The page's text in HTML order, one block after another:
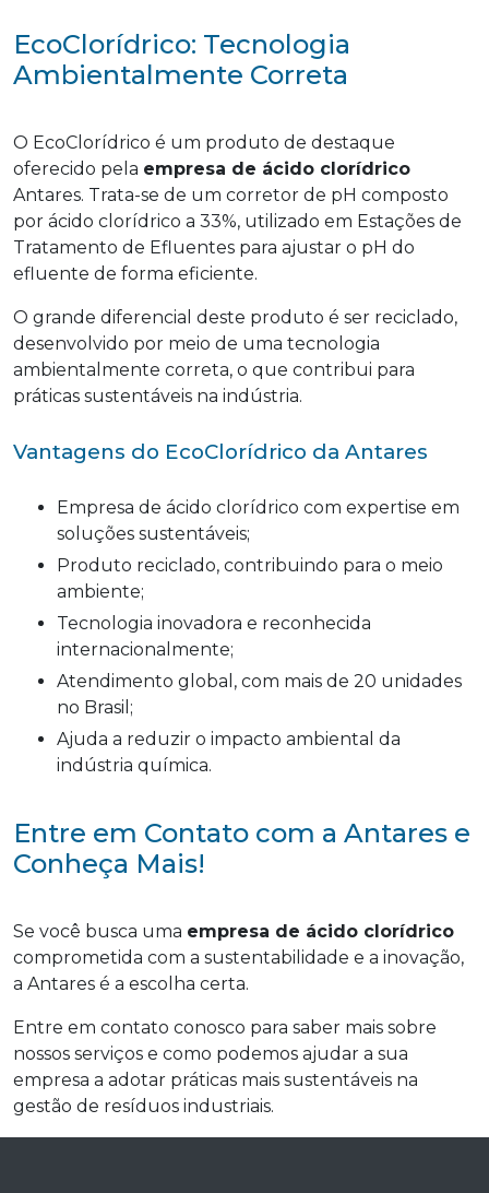
EcoClorídrico: Tecnologia
Ambientalmente Correta
O EcoClorídrico é um produto de destaque
oferecido pela empresa de ácido clorídrico
Antares. Trata-se de um corretor de pH composto
por ácido clorídrico a 33%, utilizado em Estações de
Tratamento de Efluentes para ajustar o pH do
efluente de forma eficiente.
O grande diferencial deste produto é ser reciclado,
desenvolvido por meio de uma tecnologia
ambientalmente correta, o que contribui para
práticas sustentáveis na indústria.
Vantagens do EcoClorídrico da Antares
Empresa de ácido clorídrico com expertise em
soluções sustentáveis;
Produto reciclado, contribuindo para o meio
ambiente;
Tecnologia inovadora e reconhecida
internacionalmente;
Atendimento global, com mais de 20 unidades
no Brasil;
Ajuda a reduzir o impacto ambiental da
indústria química.
Entre em Contato com a Antares e
Conheça Mais!
Se você busca uma empresa de ácido clorídrico
comprometida com a sustentabilidade e a inovação,
a Antares é a escolha certa.
Entre em contato conosco para saber mais sobre
nossos serviços e como podemos ajudar a sua
empresa a adotar práticas mais sustentáveis na
gestão de resíduos industriais.